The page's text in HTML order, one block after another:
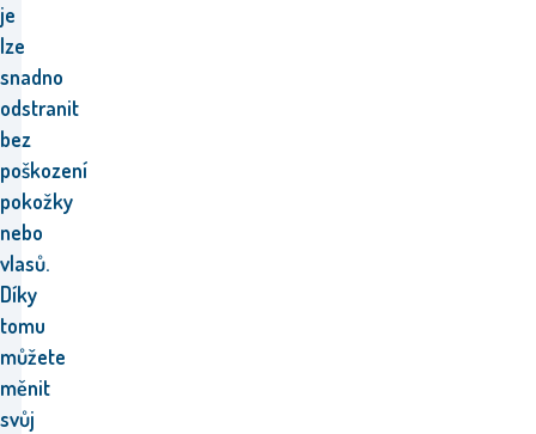
je
lze
snadno
odstranit
bez
poškození
pokožky
nebo
vlasů.
Díky
tomu
můžete
měnit
svůj